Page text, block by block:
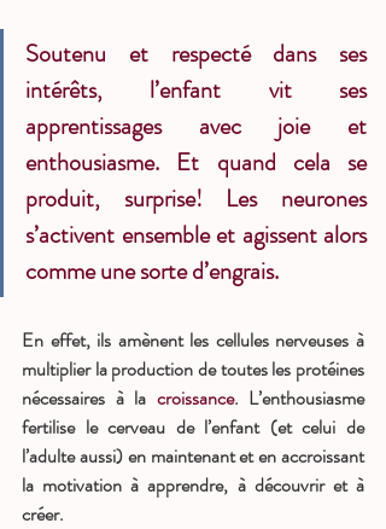
Soutenu et respecté dans ses
intérêts, l’enfant vit ses
apprentissages avec joie et
enthousiasme. Et quand cela se
produit, surprise! Les neurones
s’activent ensemble et agissent alors
comme une sorte d’engrais.
En effet, ils amènent les cellules nerveuses à
multiplier la production de toutes les protéines
nécessaires à la croissance. L’enthousiasme
fertilise le cerveau de l’enfant (et celui de
l’adulte aussi) en maintenant et en accroissant
la motivation à apprendre, à découvrir et à
créer.